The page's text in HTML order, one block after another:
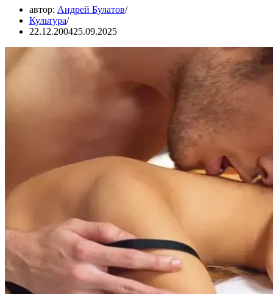
автор: Андрей Булатов
Культура
22.12.200425.09.2025